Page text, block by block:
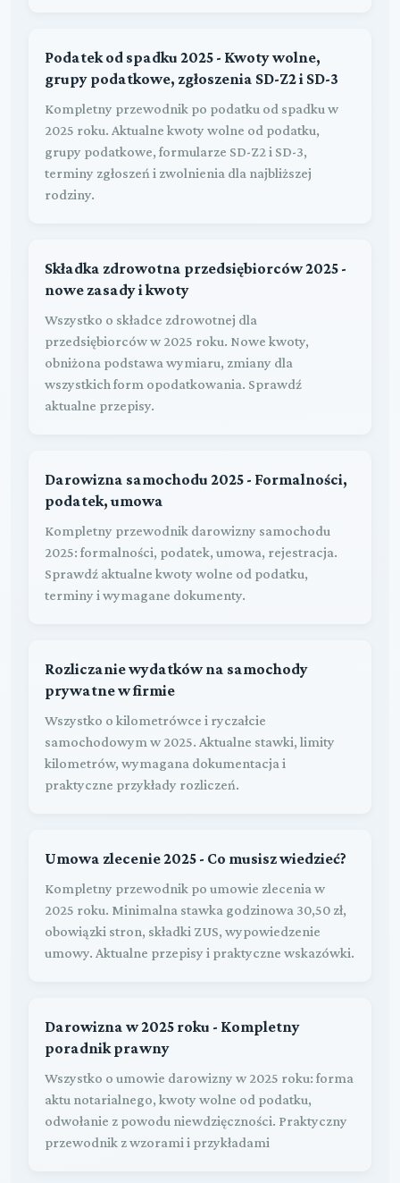
Podatek od spadku 2025 - Kwoty wolne,
grupy podatkowe, zgłoszenia SD-Z2 i SD-3
Kompletny przewodnik po podatku od spadku w
2025 roku. Aktualne kwoty wolne od podatku,
grupy podatkowe, formularze SD-Z2 i SD-3,
terminy zgłoszeń i zwolnienia dla najbliższej
rodziny.
Składka zdrowotna przedsiębiorców 2025 -
nowe zasady i kwoty
Wszystko o składce zdrowotnej dla
przedsiębiorców w 2025 roku. Nowe kwoty,
obniżona podstawa wymiaru, zmiany dla
wszystkich form opodatkowania. Sprawdź
aktualne przepisy.
Darowizna samochodu 2025 - Formalności,
podatek, umowa
Kompletny przewodnik darowizny samochodu
2025: formalności, podatek, umowa, rejestracja.
Sprawdź aktualne kwoty wolne od podatku,
terminy i wymagane dokumenty.
Rozliczanie wydatków na samochody
prywatne w firmie
Wszystko o kilometrówce i ryczałcie
samochodowym w 2025. Aktualne stawki, limity
kilometrów, wymagana dokumentacja i
praktyczne przykłady rozliczeń.
Umowa zlecenie 2025 - Co musisz wiedzieć?
Kompletny przewodnik po umowie zlecenia w
2025 roku. Minimalna stawka godzinowa 30,50 zł,
obowiązki stron, składki ZUS, wypowiedzenie
umowy. Aktualne przepisy i praktyczne wskazówki.
Darowizna w 2025 roku - Kompletny
poradnik prawny
Wszystko o umowie darowizny w 2025 roku: forma
aktu notarialnego, kwoty wolne od podatku,
odwołanie z powodu niewdzięczności. Praktyczny
przewodnik z wzorami i przykładami